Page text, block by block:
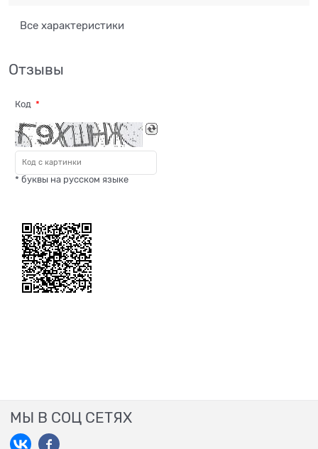
Все характеристики
Отзывы
Код
* буквы на русском языке
МЫ В СОЦ СЕТЯХ